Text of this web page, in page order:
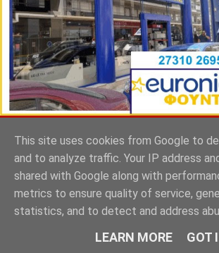
ΣΠΥΡΑΚΗΣ ΠΑΝΑΓΙΩΤΗΣ &
This site uses cookies from Google to
and to analyze traffic. Your IP address
shared with Google along with
metrics to ensure quality of service,
statistics, and to detect and address
LEARN MORE GOT